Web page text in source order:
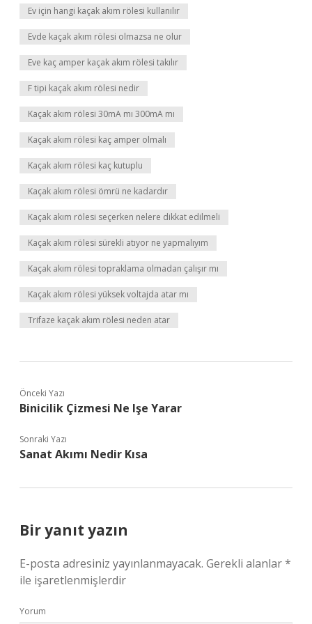
Ev için hangi kaçak akım rölesi kullanılır
Evde kaçak akım rölesi olmazsa ne olur
Eve kaç amper kaçak akım rölesi takılır
F tipi kaçak akım rölesi nedir
Kaçak akım rölesi 30mA mı 300mA mı
Kaçak akım rölesi kaç amper olmalı
Kaçak akım rölesi kaç kutuplu
Kaçak akım rölesi ömrü ne kadardır
Kaçak akım rölesi seçerken nelere dikkat edilmeli
Kaçak akım rölesi sürekli atıyor ne yapmalıyım
Kaçak akım rölesi topraklama olmadan çalışır mı
Kaçak akım rölesi yüksek voltajda atar mı
Trifaze kaçak akım rölesi neden atar
Önceki Yazı
Binicilik Çizmesi Ne Işe Yarar
Sonraki Yazı
Sanat Akımı Nedir Kısa
Bir yanıt yazın
E-posta adresiniz yayınlanmayacak. Gerekli alanlar*
ile işaretlenmişlerdir
Yorum